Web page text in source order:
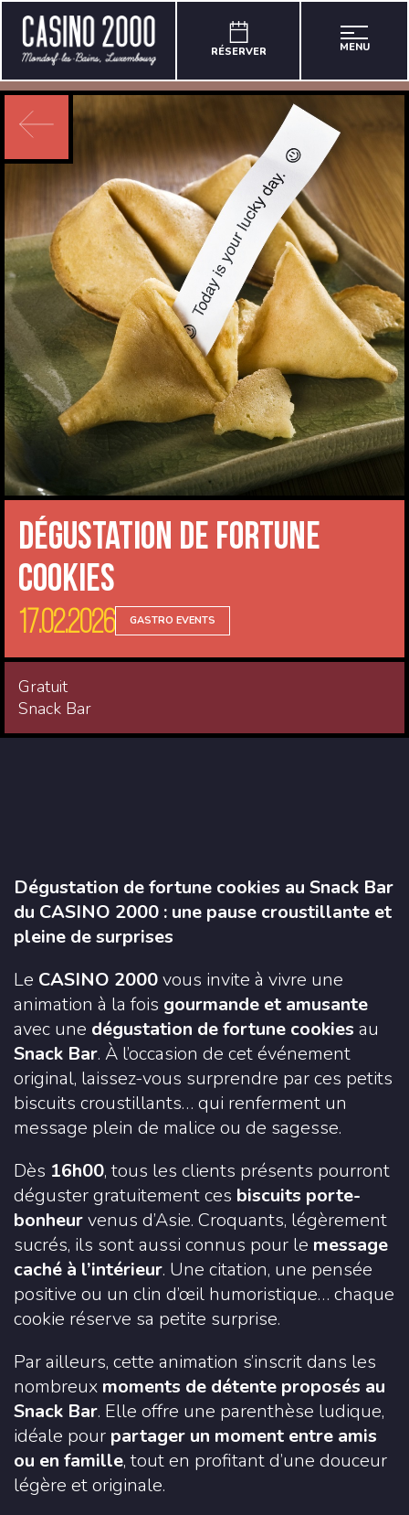
RÉSERVER MENU
Dégustation de Fortune
Cookies
17.02.2026 GASTRO EVENTS
Gratuit
Snack Bar
Dégustation de fortune cookies au Snack Bar
du CASINO 2000 : une pause croustillante et
pleine de surprises
Le CASINO 2000vous invite à vivre une
animation à la fois gourmande et amusante
avec une dégustation de fortune cookies au
Snack Bar. À l’occasion de cet événement
original, laissez-vous surprendre par ces petits
biscuits croustillants… qui renferment un
message plein de malice ou de sagesse.
Dès 16h00, tous les clients présents pourront
déguster gratuitement ces biscuits porte-
bonheurvenus d’Asie. Croquants, légèrement
sucrés, ils sont aussi connus pour le message
caché à l’intérieur. Une citation, une pensée
positive ou un clin d’œil humoristique… chaque
cookie réserve sa petite surprise.
Par ailleurs, cette animation s’inscrit dans les
nombreux moments de détente proposés au
Snack Bar. Elle offre une parenthèse ludique,
idéale pour partager un moment entre amis
ou en famille, tout en profitant d’une douceur
légère et originale.